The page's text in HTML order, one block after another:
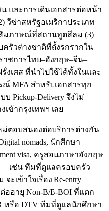
น และการเดินเอกสารต่อหน้า
วีซ่าสหรัฐอเมริกาประเภท
สัมภาษณ์ที่สถานทูตสีลม (3)
ครัวต่างชาติที่ตั้งรกรากใน
าชการไทย–อังกฤษ–จีน–
งเศส ที่นำไปใช้ได้ทั้งในและ
ณ์ MFA สำหรับเอกสารทุก
Pickup-Delivery จึงไม่
เข้ากรุงเทพฯ เลย
ม่ตอบสนองต่อบริการต่างกัน
nomads, นักศึกษา
visa, ครูสอนภาษาอังกฤษ
— เช่น ทีมที่ดูแลครอบครัว
เข้าใจเรื่อง Re-entry
ต่ออายุ Non-B/B-BOI ที่แตก
หรือ DTV ทีมที่ดูแลนักศึกษา